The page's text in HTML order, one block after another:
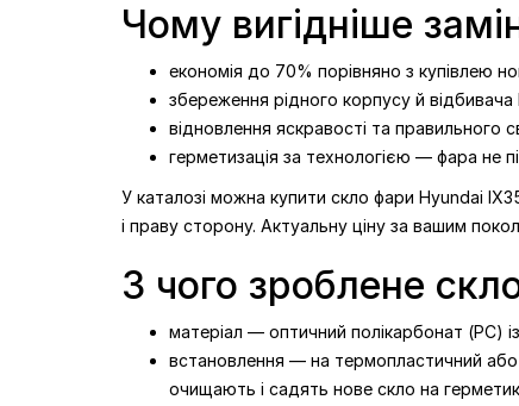
Чому вигідніше
економія до 70% порівняно з купівлею
збереження рідного корпусу й відбивача
відновлення яскравості та правильного
герметизація за технологією — фара не
У каталозі можна купити скло фари Hyundai
і праву сторону. Актуальну ціну за вашим
З чого зроблене
матеріал — оптичний полікарбонат (PC)
встановлення — на термопластичний або
очищають і садять нове скло на